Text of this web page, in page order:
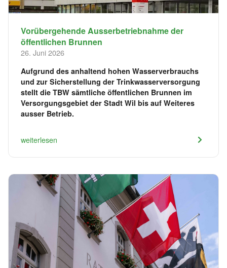
Vorübergehende Ausserbetriebnahme der
öffentlichen Brunnen
26. Juni 2026
Aufgrund des anhaltend hohen Wasserverbrauchs
und zur Sicherstellung der Trinkwasserversorgung
stellt die TBW sämtliche öffentlichen Brunnen im
Versorgungsgebiet der Stadt Wil bis auf Weiteres
ausser Betrieb.
weiterlesen